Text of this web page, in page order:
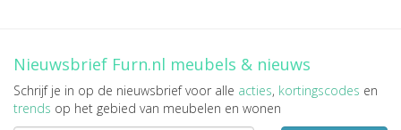
Nieuwsbrief Furn.nl meubels & nieuws
Schrijf je in op de nieuwsbrief voor alle acties, kortingscodes en
trends op het gebied van meubelen en wonen